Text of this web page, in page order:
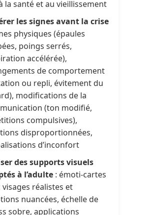
la santé et au vieillissement
les signes avant la crise
physiques (épaules
poings serrés,
accélérée),
de comportement
ou repli, évitement du
modifications de la
(ton modifié,
compulsives),
disproportionnées,
d’inconfort
des supports visuels
à l’adulte : émoti-cartes
visages réalistes et
nuancées, échelle de
sobre, applications